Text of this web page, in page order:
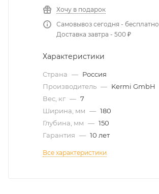
Хочу в подарок
Самовывоз сегодня - бесплатно
Доставка завтра - 500 ₽
Характеристики
Страна — Россия
Производитель — Kermi GmbH
Вес, кг — 7
Ширина, мм — 180
Глубина, мм — 150
Гарантия — 10 лет
Все характеристики